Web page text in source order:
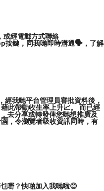
或經電郵方式聯絡
按鍵，同我哋即時溝通🗣️，了解
經我哋平台管理員審批資料後，
此帶動收生率上升📈。 而已經
去分享或轉發俾您哋想推廣及
，令瀏覽者吸收資訊同時，有
嘢？快啲加入我哋啦😊